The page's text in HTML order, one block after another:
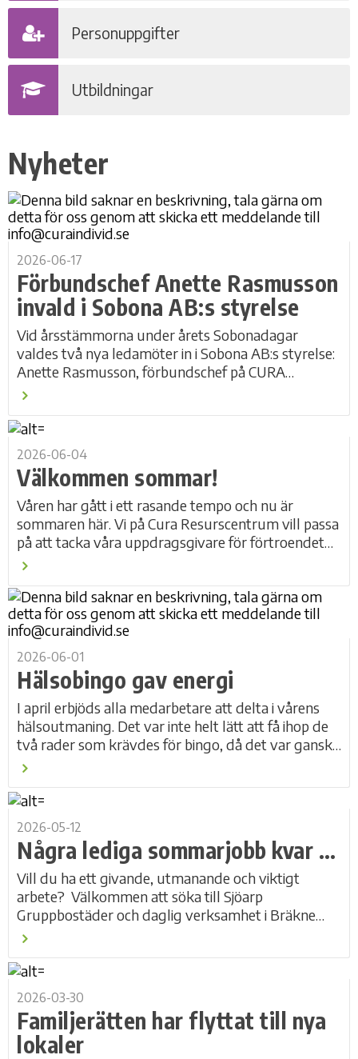
Personuppgifter
Utbildningar
Nyheter
2026-06-17
Förbundschef Anette Rasmusson
invald i Sobona AB:s styrelse
Vid årsstämmorna under årets Sobonadagar
valdes två nya ledamöter in i Sobona AB:s styrelse:
Anette Rasmusson, förbundschef på CURA
individutveckling och Thomas Winqvist,
2026-06-04
Välkommen sommar!
Våren har gått i ett rasande tempo och nu är
sommaren här. Vi på Cura Resurscentrum vill passa
på att tacka våra uppdragsgivare för förtroendet
att utbilda och handleda i era verksamheter...
2026-06-01
Hälsobingo gav energi
I april erbjöds alla medarbetare att delta i vårens
hälsoutmaning. Det var inte helt lätt att få ihop de
två rader som krävdes för bingo, då det var ganska
stor variation på aktiviteterna...
2026-05-12
Några lediga sommarjobb kvar …
Vill du ha ett givande, utmanande och viktigt
arbete? Välkommen att söka till Sjöarp
Gruppbostäder och daglig verksamhet i Bräkne
2026-03-30
Familjerätten har flyttat till nya
lokaler